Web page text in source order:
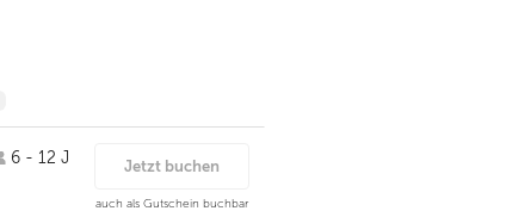
6 - 12 J Jetzt buchen
auch als Gutschein buchbar